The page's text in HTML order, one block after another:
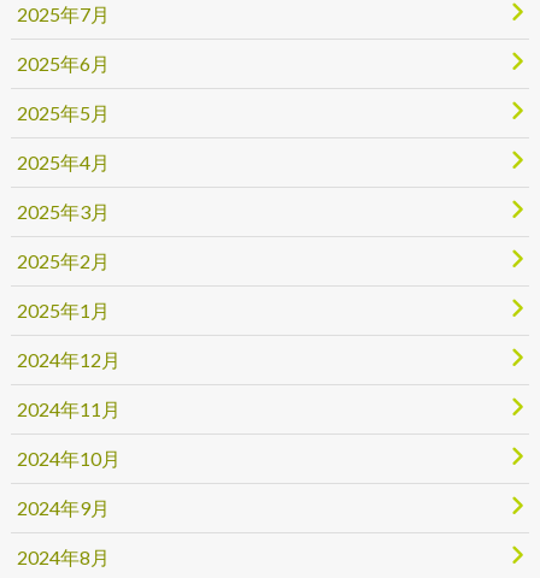
2025年7月
2025年6月
2025年5月
2025年4月
2025年3月
2025年2月
2025年1月
2024年12月
2024年11月
2024年10月
2024年9月
2024年8月